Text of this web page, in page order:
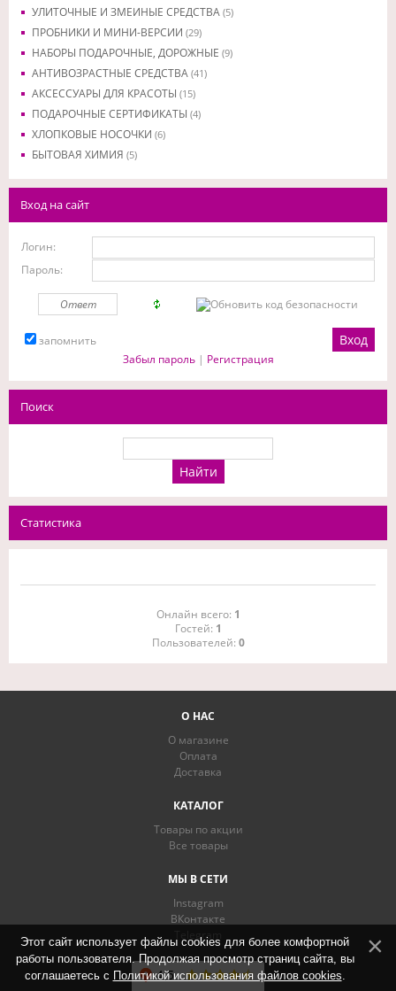
УЛИТОЧНЫЕ И ЗМЕИНЫЕ СРЕДСТВА (5)
ПРОБНИКИ И МИНИ-ВЕРСИИ (29)
НАБОРЫ ПОДАРОЧНЫЕ, ДОРОЖНЫЕ (9)
АНТИВОЗРАСТНЫЕ СРЕДСТВА (41)
АКСЕССУАРЫ ДЛЯ КРАСОТЫ (15)
ПОДАРОЧНЫЕ СЕРТИФИКАТЫ (4)
ХЛОПКОВЫЕ НОСОЧКИ (6)
БЫТОВАЯ ХИМИЯ (5)
Вход на сайт
Логин:
Пароль:
запомнить
Забыл пароль| Регистрация
Поиск
Статистика
Онлайн всего: 1
Гостей: 1
Пользователей: 0
О НАС
О магазине
Оплата
Доставка
КАТАЛОГ
Товары по акции
Все товары
МЫ В СЕТИ
Instagram
ВКонтакте
Telegram
Этот сайт использует файлы cookies для более комфортной
работы пользователя. Продолжая просмотр страниц сайта, вы
соглашаетесь с Политикой использования файлов cookies.